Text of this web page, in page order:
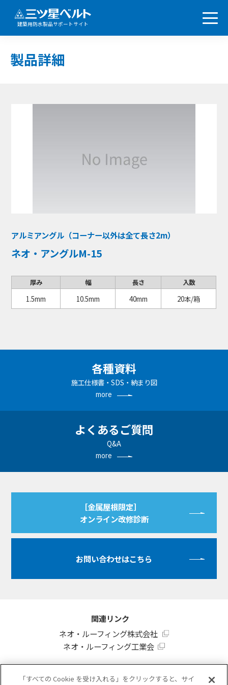
建築用防水製品サポートサイト
製品詳細
アルミアングル（コーナー以外は全て長さ2m）
ネオ・アングルM-15
厚み 幅 長さ 入数
1.5mm 10.5mm 40mm 20本/箱
各種資料
施工仕様書・SDS・納まり図
more
よくあるご質問
Q&A
more
［金属屋根限定］
オンライン改修診断
お問い合わせはこちら
関連リンク
ネオ・ルーフィング株式会社
ネオ・ルーフィング工業会
「すべての Cookie を受け入れる」をクリックすると、サイ